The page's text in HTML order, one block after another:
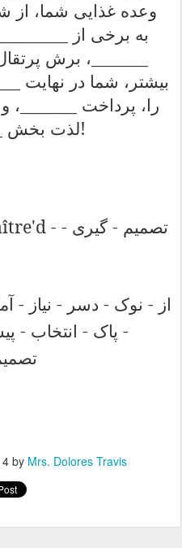
وعده غذایی شما، از
به برخی از
، برش
بیشتر، شما در نهایت
را، پرداخت ، و
لذت بخش !
- تصمیم - گیری -
از - نوک - دسر - نیاز -
- پاک - انتخاب -
by Mrs. Dolores Travis